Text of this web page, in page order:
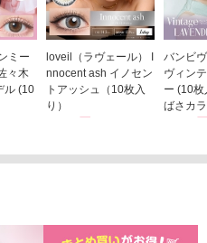
ミー
々木
ル (10
loveil（ラヴェール） I
nnocent ash イノセン
トアッシュ（10枚入
り）
バンビ
ヴィン
ー (10
ばさカ